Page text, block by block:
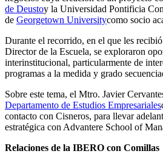
de Deustoy la Universidad Pontificia
de Georgetown Universitycomo socio
Durante el recorrido, en el que les
Director de la Escuela, se exploraron
interinstitucional, particularmente de
programas a la medida y grado
Sobre este tema, el Mtro. Javier
Departamento de Estudios Empresariales
contacto con Cisneros, para llevar
estratégica con Advantere School of
Relaciones de la IBERO con Comillas